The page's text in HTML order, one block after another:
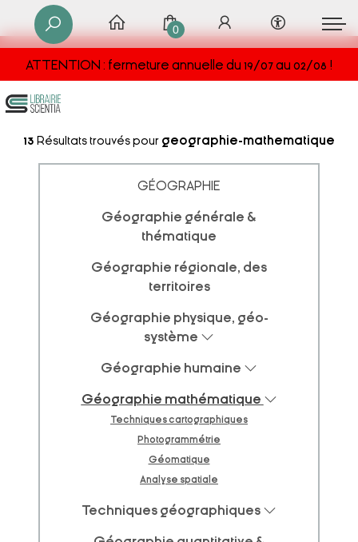
ATTENTION : fermeture annuelle du 19/07 au 02/08 !
0
13 Résultats trouvés pour geographie-mathematique
GÉOGRAPHIE
Géographie générale &
thématique
Géographie régionale, des
territoires
Géographie physique, géo-
système
Géographie humaine
Géographie mathématique
Techniques cartographiques
Photogrammétrie
Géomatique
Analyse spatiale
Techniques géographiques